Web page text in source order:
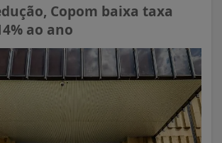
Copom baixa taxa
ao ano